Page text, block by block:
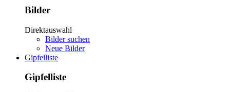
Bilder
Direktauswahl
Bilder suchen
Neue Bilder
Gipfelliste
Gipfelliste